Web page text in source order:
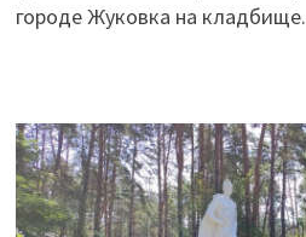
городе Жуковка на кладбище.